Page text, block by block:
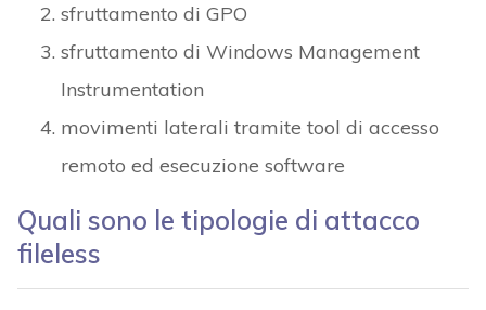
sfruttamento di GPO
sfruttamento di Windows Management
Instrumentation
movimenti laterali tramite tool di accesso
remoto ed esecuzione software
Quali sono le tipologie di attacco
fileless